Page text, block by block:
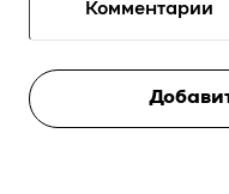
Комментарии